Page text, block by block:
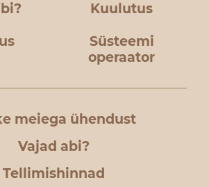
Kuulutus
Süsteemi
operaator
meiega ühendust
Vajad abi?
Tellimishinnad